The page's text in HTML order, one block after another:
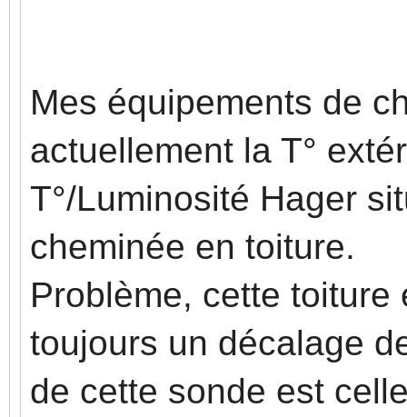
Mes équipements de
actuellement la T°
T°/Luminosité Hager
cheminée en toiture.
Problème, cette toiture
toujours un décalage
de cette sonde est